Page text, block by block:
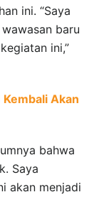
ini. “Saya
baru
ini,”
Akan
bahwa
Saya
akan menjadi